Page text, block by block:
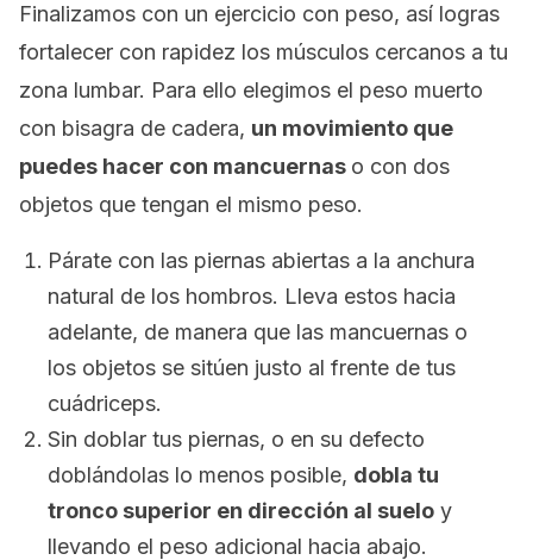
Finalizamos con un ejercicio con peso, así logras
fortalecer con rapidez los músculos cercanos a tu
zona lumbar. Para ello elegimos el peso muerto
con bisagra de cadera, un movimiento que
puedes hacer con mancuernas o con dos
objetos que tengan el mismo peso.
Párate con las piernas abiertas a la anchura
natural de los hombros. Lleva estos hacia
adelante, de manera que las mancuernas o
los objetos se sitúen justo al frente de tus
cuádriceps.
Sin doblar tus piernas, o en su defecto
doblándolas lo menos posible, dobla tu
tronco superior en dirección al suelo y
llevando el peso adicional hacia abajo.